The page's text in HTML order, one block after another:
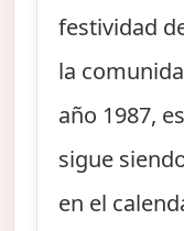
festividad
la
año 1987,
sigue
en el